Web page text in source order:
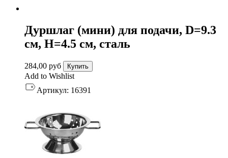
Дуршлаг (мини) для подачи, D=9.3
см, H=4.5 см, сталь
284,00 руб Купить
Add to Wishlist
Артикул: 16391